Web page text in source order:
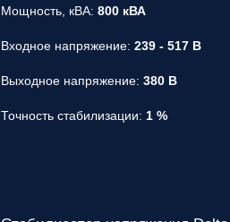
Мощность, кВА:800 кВА
Входное напряжение:239 - 517 В
Выходное напряжение:380 В
Точность стабилизации: 1 %